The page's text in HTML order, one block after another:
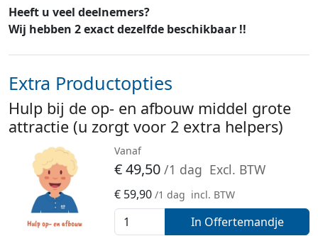
Heeft u veel deelnemers?
Wij hebben 2 exact dezelfde beschikbaar !!
Extra Productopties
Hulp bij de op- en afbouw middel grote
attractie (u zorgt voor 2 extra helpers)
Vanaf
€49,50 /1 dag Excl. BTW
€ 59,90 /1 dag incl. BTW
In Offertemandje